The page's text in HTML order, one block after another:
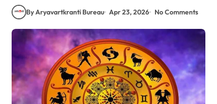
By Aryavartkranti Bureau Apr 23, 2026 No Comments